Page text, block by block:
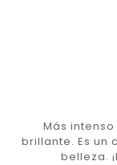
Más
brillante. Es un
belleza.